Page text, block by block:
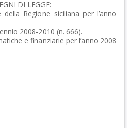
DI LEGGE:
Regione siciliana per l’anno
2008-2010 (n. 666).
e finanziarie per l’anno 2008